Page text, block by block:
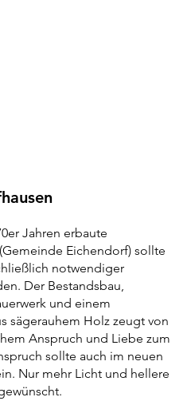
Jahren erbaute
Eichendorf) sollte
notwendiger
Der Bestandsbau,
und einem
sägerauhem Holz zeugt von
Anspruch und Liebe zum
sollte auch im neuen
Nur mehr Licht und hellere